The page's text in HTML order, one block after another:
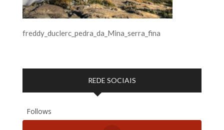
freddy_duclerc_pedra_da_Mina_serra_fina
REDE SOCIAIS
Follows